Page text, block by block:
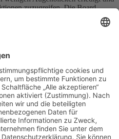
zuzugreifen. Die Board-
Benutzern auch zusätzliche
bitte unsere
Regelungen, bevor du